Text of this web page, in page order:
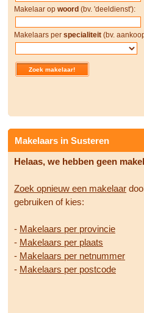
Makelaar op woord (bv. 'deeldienst'):
Makelaars per specialiteit (bv.
Makelaars in Susteren
Helaas, we hebben geen
Zoek opnieuw een makelaar
gebruiken of kies:
- Makelaars per provincie
- Makelaars per plaats
- Makelaars per netnummer
- Makelaars per postcode